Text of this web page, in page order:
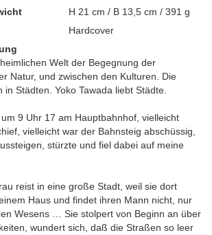
H 21 cm / B 13,5 cm / 391 g
Hardcover
Welt der Begegnung der
Natur, und zwischen den Kulturen. Die
in Städten. Yoko Tawada liebt Städte.
9 Uhr 17 am Hauptbahnhof, vielleicht
vielleicht war der Bahnsteig abschüssig,
stürzte und fiel dabei auf meine
reist in eine große Stadt, weil sie dort
Haus und findet ihren Mann nicht, nur
Wesens … Sie stolpert von Beginn an über
wundert sich, daß die Straßen so leer